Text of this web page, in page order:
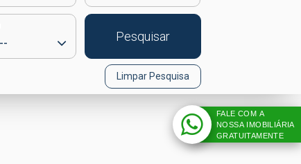
Pesquisar
Limpar Pesquisa
FALE COM A
NOSSA IMOBILIÁRIA
GRATUITAMENTE